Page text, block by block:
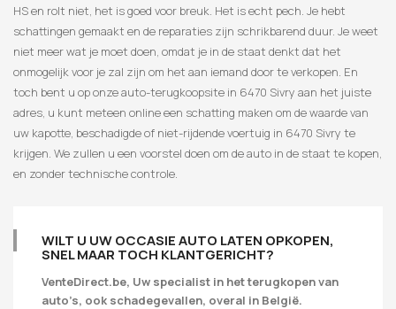
HS en rolt niet, het is goed voor breuk. Het is echt pech. Je hebt
schattingen gemaakt en de reparaties zijn schrikbarend duur. Je weet
niet meer wat je moet doen, omdat je in de staat denkt dat het
onmogelijk voor je zal zijn om het aan iemand door te verkopen. En
toch bent u op onze auto-terugkoopsite in 6470 Sivry aan het juiste
adres, u kunt meteen online een schatting maken om de waarde van
uw kapotte, beschadigde of niet-rijdende voertuig in 6470 Sivry te
krijgen. We zullen u een voorstel doen om de auto in de staat te kopen,
en zonder technische controle.
WILT U UW OCCASIE AUTO LATEN OPKOPEN,
SNEL MAAR TOCH KLANTGERICHT?
VenteDirect.be, Uw specialist in het terugkopen van
auto’s, ook schadegevallen, overal in België.